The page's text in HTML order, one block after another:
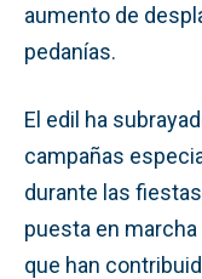
aumento de
pedanías.
El edil ha
campañas
durante las
puesta en
que han